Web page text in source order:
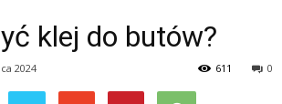
klej do butów?
2024 0
611